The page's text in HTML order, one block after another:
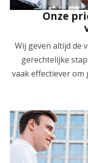
Onze
Wij geven altijd de
gerechtelijke
vaak effectiever om